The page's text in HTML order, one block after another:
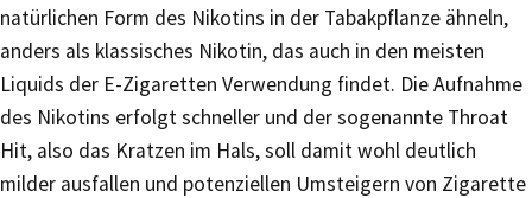
natürlichen Form des Nikotins in der Tabakpflanze ähneln,
anders als klassisches Nikotin, das auch in den meisten
Liquids der E-Zigaretten Verwendung findet. Die Aufnahme
des Nikotins erfolgt schneller und der sogenannte Throat
Hit, also das Kratzen im Hals, soll damit wohl deutlich
milder ausfallen und potenziellen Umsteigern von Zigarette